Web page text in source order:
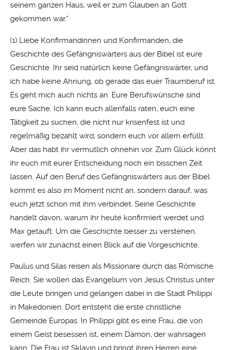
seinem ganzen Haus, weil er zum Glauben an Gott
gekommen war.“
(1) Liebe Konfirmandinnen und Konfirmanden, die
Geschichte des Gefängniswärters aus der Bibel ist eure
Geschichte. Ihr seid natürlich keine Gefängniswärter, und
ich habe keine Ahnung, ob gerade das euer Traumberuf ist.
Es geht mich auch nichts an. Eure Berufswünsche sind
eure Sache. Ich kann euch allenfalls raten, euch eine
Tätigkeit zu suchen, die nicht nur krisenfest ist und
regelmäßig bezahlt wird, sondern euch vor allem erfüllt.
Aber das habt ihr vermutlich ohnehin vor. Zum Glück könnt
ihr euch mit eurer Entscheidung noch ein bisschen Zeit
lassen. Auf den Beruf des Gefängniswärters aus der Bibel
kommt es also im Moment nicht an, sondern darauf, was
euch jetzt schon mit ihm verbindet. Seine Geschichte
handelt davon, warum ihr heute konfirmiert werdet und
Max getauft. Um die Geschichte besser zu verstehen,
werfen wir zunächst einen Blick auf die Vorgeschichte.
Paulus und Silas reisen als Missionare durch das Römische
Reich. Sie wollen das Evangelium von Jesus Christus unter
die Leute bringen und gelangen dabei in die Stadt Philippi
in Makedonien. Dort entsteht die erste christliche
Gemeinde Europas. In Philippi gibt es eine Frau, die von
einem Geist besessen ist, einem Dämon, der wahrsagen
kann. Die Frau ist Sklavin und bringt ihren Herren eine